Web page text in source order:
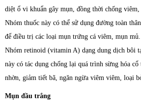
diệt ổ vi khuẩn gây mụn, đồng thời chống
Nhóm thuốc này có thể sử dụng đường toàn
để điều trị các loại mụn trứng cá viêm, mụn mủ.
Nhóm retinoid (vitamin A) dạng dung dịch bôi
này có tác dụng chống lại quá trình sừng hóa cổ
nhờn, giảm tiết bã, ngăn ngừa viêm viêm, loại
Mụn đầu trắng